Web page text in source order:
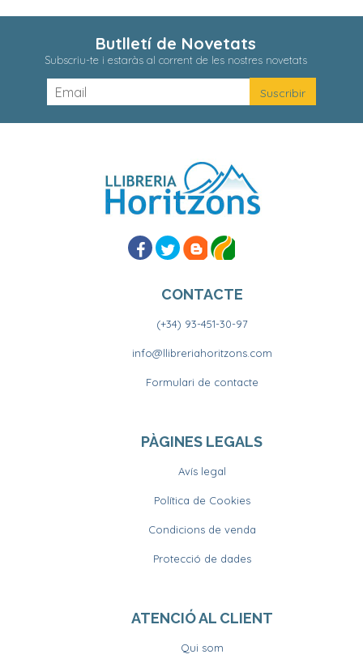
Butlletí de Novetats
Subscriu-te i estaràs al corrent de les nostres novetats
CONTACTE
(+34) 93-451-30-97
info@llibreriahoritzons.com
Formulari de contacte
PÀGINES LEGALS
Avís legal
Política de Cookies
Condicions de venda
Protecció de dades
ATENCIÓ AL CLIENT
Qui som